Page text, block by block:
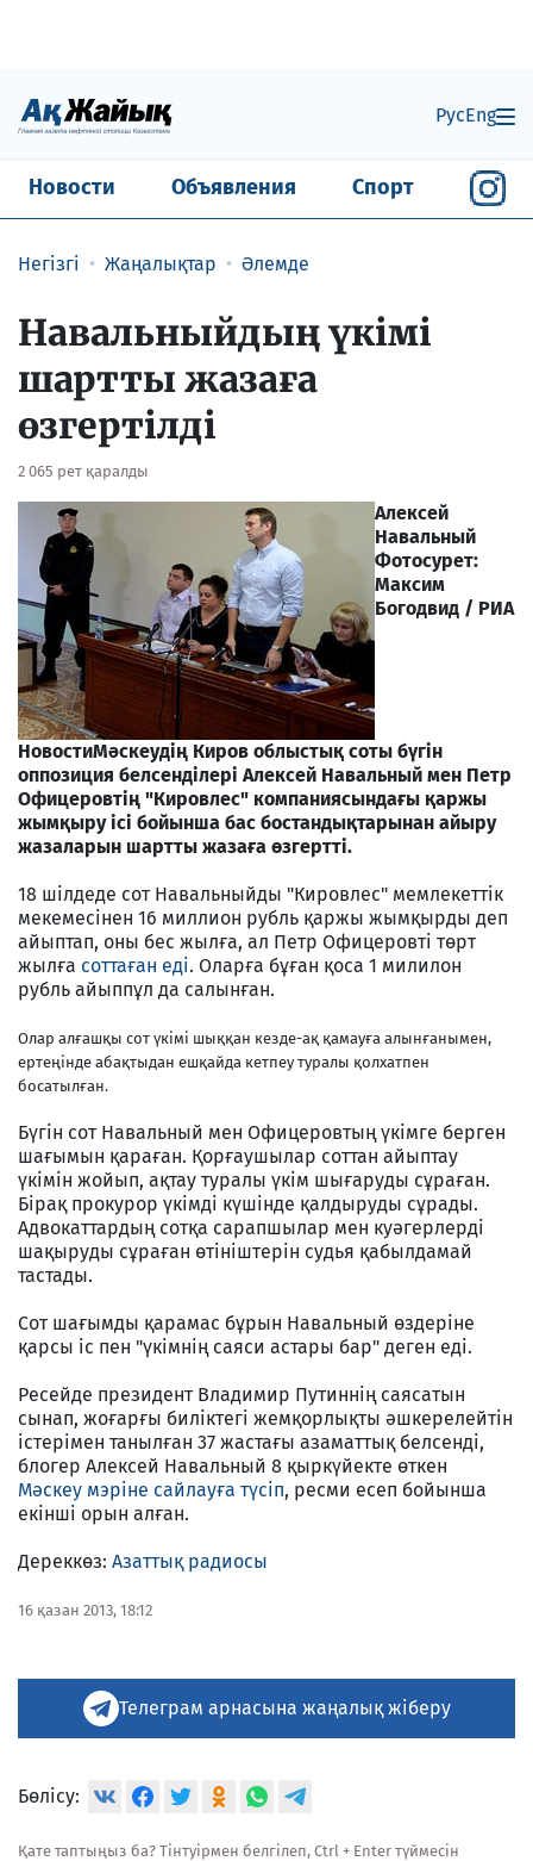
РусEng
Новости Объявления Спорт
Негізгі Жаңалықтар Әлемде
Навальныйдың үкімі
шартты жазаға
өзгертілді
2 065 рет қаралды
Алексей
Навальный
Фотосурет:
Максим
Богодвид / РИА
НовостиМәскеудің Киров облыстық соты бүгін
оппозиция белсенділері Алексей Навальный мен Петр
Офицеровтің "Кировлес" компаниясындағы қаржы
жымқыру ісі бойынша бас бостандықтарынан айыру
жазаларын шартты жазаға өзгертті.
18 шілдеде сот Навальныйды "Кировлес" мемлекеттік
мекемесінен 16 миллион рубль қаржы жымқырды деп
айыптап, оны бес жылға, ал Петр Офицеровті төрт
жылға соттаған еді. Оларға бұған қоса 1 милилон
рубль айыппұл да салынған.
Олар алғашқы сот үкімі шыққан кезде-ақ қамауға алынғанымен,
ертеңінде абақтыдан ешқайда кетпеу туралы қолхатпен
босатылған.
Бүгін сот Навальный мен Офицеровтың үкімге берген
шағымын қараған. Қорғаушылар соттан айыптау
үкімін жойып, ақтау туралы үкім шығаруды сұраған.
Бірақ прокурор үкімді күшінде қалдыруды сұрады.
Адвокаттардың сотқа сарапшылар мен куәгерлерді
шақыруды сұраған өтініштерін судья қабылдамай
тастады.
Сот шағымды қарамас бұрын Навальный өздеріне
қарсы іс пен "үкімнің саяси астары бар" деген еді.
Ресейде президент Владимир Путиннің саясатын
сынап, жоғарғы биліктегі жемқорлықты әшкерелейтін
істерімен танылған 37 жастағы азаматтық белсенді,
блогер Алексей Навальный 8 қыркүйекте өткен
Мәскеу мэріне сайлауға түсіп, ресми есеп бойынша
екінші орын алған.
Дереккөз: Азаттық радиосы
16 қазан 2013, 18:12
Телеграм арнасына жаңалық жіберу
Бөлісу:
Қате таптыңыз ба? Тінтуірмен белгілеп, Ctrl + Enter түймесін